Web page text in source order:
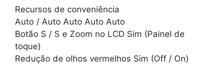
Recursos de conveniência
Auto / Auto Auto Auto Auto
Botão S / S e Zoom no LCD Sim (Painel de
toque)
Redução de olhos vermelhos Sim (Off / On)